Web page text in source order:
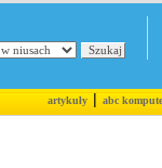
artykuły|abc